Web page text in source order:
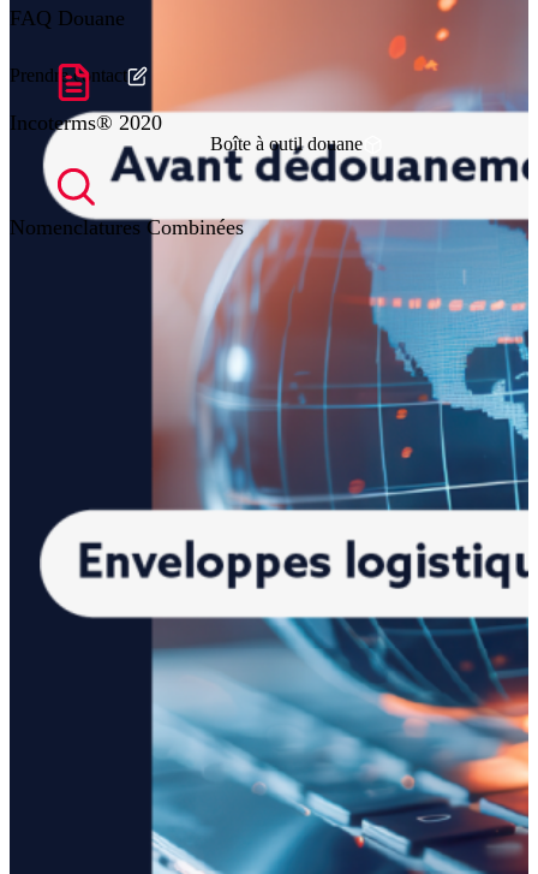
Prendre contact
Boîte à outil douane
FAQ Douane
Incoterms® 2020
Nomenclatures Combinées